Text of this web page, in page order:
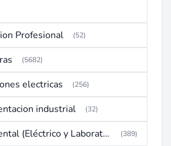
Profesional (52)
(5682)
electricas (256)
industrial (32)
Instrumental (Eléctrico y Laboratorio) (389)